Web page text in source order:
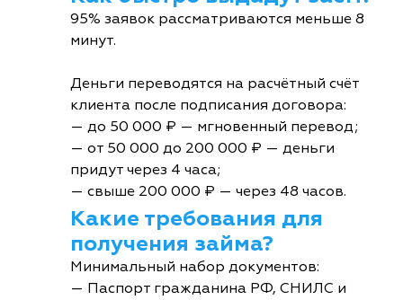
95% заявок рассматриваются меньше 8
минут.
Деньги переводятся на расчётный счёт
клиента после подписания договора:
— до 50 000 ₽ — мгновенный перевод;
— от 50 000 до 200 000 ₽ — деньги
придут через 4 часа;
— свыше 200 000 ₽ — через 48 часов.
Какие требования для
получения займа?
Минимальный набор документов:
— Паспорт гражданина РФ, СНИЛС и